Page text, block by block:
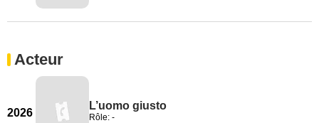
Acteur
2026
L’uomo giusto
Rôle: -